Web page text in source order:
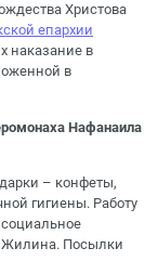
Христова
епархии
наказание в
в
Нафанаила
– конфеты,
гигиены. Работу
социальное
Жилина. Посылки